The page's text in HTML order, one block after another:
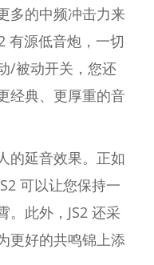
多的中频冲击力来
有源低音炮，一切
/被动开关，您还
经典、更厚重的音
的延音效果。正如
可以让您保持一
。此外，JS2 还采
更好的共鸣锦上添